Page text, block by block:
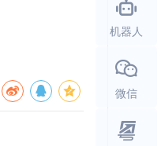
机器人
微信